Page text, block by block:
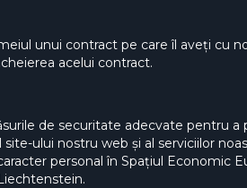
unui contract pe care îl aveți cu
acelui contract.
de securitate adecvate pentru a
ului nostru web și al serviciilor
personal în Spațiul Economic